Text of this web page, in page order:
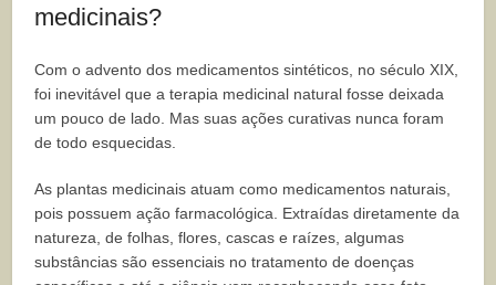
medicinais?
Com o advento dos medicamentos sintéticos, no século XIX,
foi inevitável que a terapia medicinal natural fosse deixada
um pouco de lado. Mas suas ações curativas nunca foram
de todo esquecidas.
As plantas medicinais atuam como medicamentos naturais,
pois possuem ação farmacológica. Extraídas diretamente da
natureza, de folhas, flores, cascas e raízes, algumas
substâncias são essenciais no tratamento de doenças